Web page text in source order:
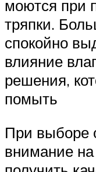
моются при
тряпки.
спокойно
влияние
решения,
помыть
При выборе
внимание